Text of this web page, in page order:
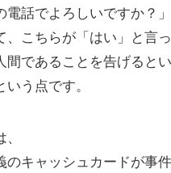
話でよろしいですか？」
、こちらが「はい」と言っ
間であることを告げると
う点です。
のキャッシュカードが事